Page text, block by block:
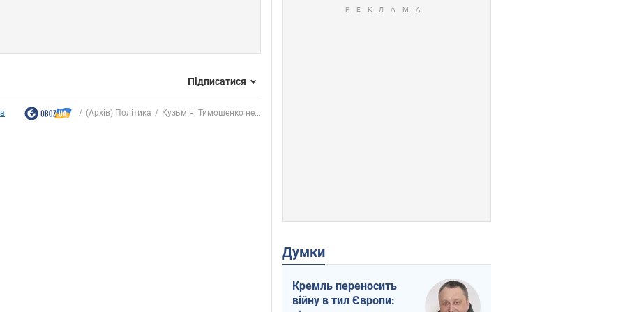
Підписатися
(Архів) Політика Кузьмін: Тимошенко не...
Думки
Кремль переносить
війну в тил Європи: